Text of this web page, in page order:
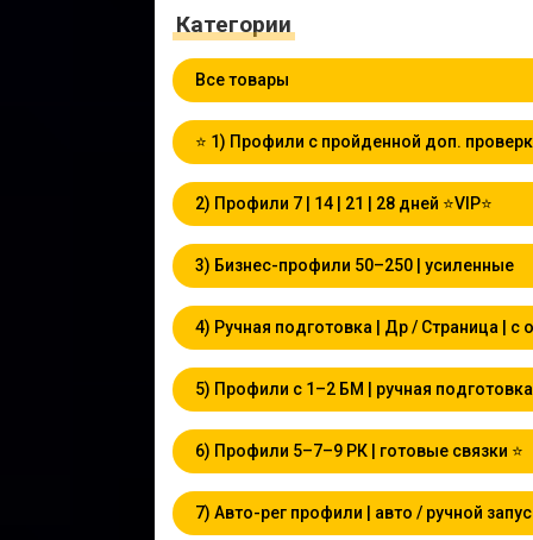
Категории
Все товары
⭐️ 1) Профили с пройденной доп.
2) Профили 7 | 14 | 21 | 28 дней ⭐VIP⭐
3) Бизнес-профили 50–250 | усиленные
4) Ручная подготовка | Др / Страница | с
5) Профили с 1–2 БМ | ручная подготовка
6) Профили 5–7–9 РК | готовые связки ⭐
7) Авто-рег профили | авто / ручной